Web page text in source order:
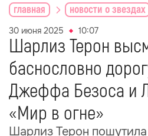
главная новости о звездах
30 июня 2025 10:07
Шарлиз Терон
баснословно
Джеффа Безоса и
«Мир в огне»
Шарлиз Терон